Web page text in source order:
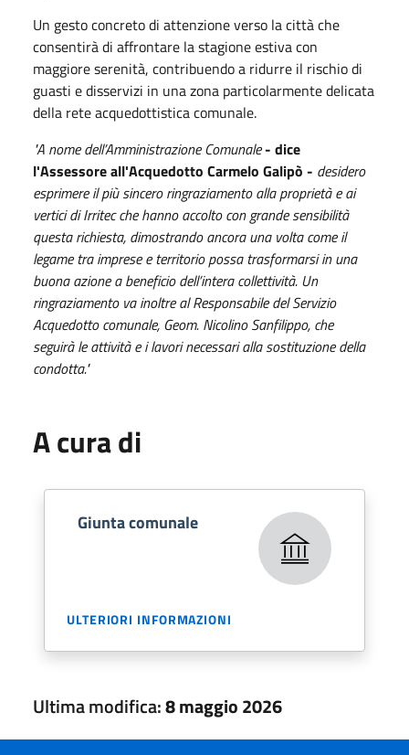
Un gesto concreto di attenzione verso la città che
consentirà di affrontare la stagione estiva con
maggiore serenità, contribuendo a ridurre il rischio di
guasti e disservizi in una zona particolarmente delicata
della rete acquedottistica comunale.
"A nome dell’Amministrazione Comunale- dice
l'Assessore all'Acquedotto Carmelo Galipò - desidero
esprimere il più sincero ringraziamento alla proprietà e ai
vertici di Irritec che hanno accolto con grande sensibilità
questa richiesta, dimostrando ancora una volta come il
legame tra imprese e territorio possa trasformarsi in una
buona azione a beneficio dell’intera collettività. Un
ringraziamento va inoltre al Responsabile del Servizio
Acquedotto comunale, Geom. Nicolino Sanfilippo, che
seguirà le attività e i lavori necessari alla sostituzione della
condotta."
A cura di
Giunta comunale
ULTERIORI INFORMAZIONI
Ultima modifica:8 maggio 2026